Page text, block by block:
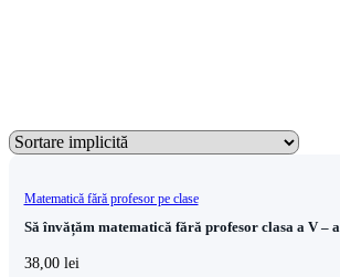
Matematică fără profesor pe clase
Să învățăm matematică fără profesor clasa a V – a
38,00 lei